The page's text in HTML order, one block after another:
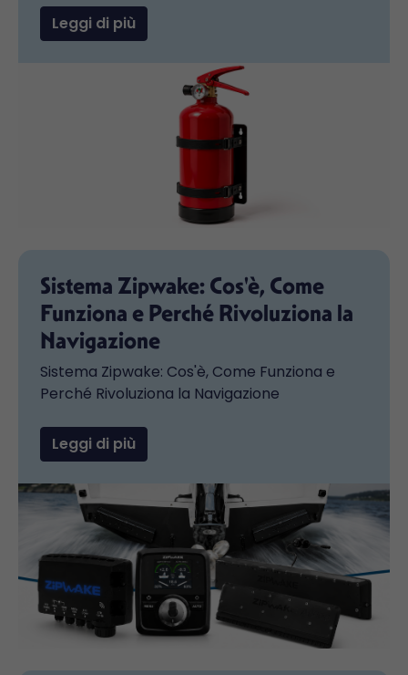
Leggi di più
Sistema Zipwake: Cos'è, Come
Funziona e Perché Rivoluziona la
Navigazione
Sistema Zipwake: Cos'è, Come Funziona e
Perché Rivoluziona la Navigazione
Leggi di più